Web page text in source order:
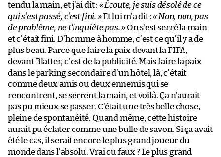
tendu la main, et j’ai dit : « Écoute, je suis désolé de ce
qui s’est passé, c’est fini. »Et lui m’a dit :« Non, non, pas
de problème, ne t’inquiète pas. » On s’est serré la main
et c’était fini. D’homme à homme, c’est ce qu’il y a de
plus beau. Parce que faire la paix devant la FIFA,
devant Blatter, c’est de la publicité. Mais faire la paix
dans le parking secondaire d’un hôtel, là, c’était
comme deux amis ou deux ennemis qui se
rencontrent, se serrent la main, et voilà. Ça n’aurait
pas pu mieux se passer. C’était une très belle chose,
pleine de spontanéité. Quand même, cette histoire
aurait pu éclater comme une bulle de savon. Si ça avait
été le cas, il serait encore le plus grand joueur du
monde dans l’absolu. Vrai ou faux ? Le plus grand